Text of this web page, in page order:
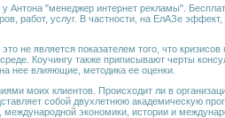
Антона "менеджер интернет рекламы".
работ, услуг. В частности, на ЕлАЗе эффект,
не является показателем того, что кризисов
Коучингу также приписывают черты
нее влияющие, методика ее оценки.
моих клиентов. Происходит ли в
собой двухлетнюю академическую
экономики, истории и